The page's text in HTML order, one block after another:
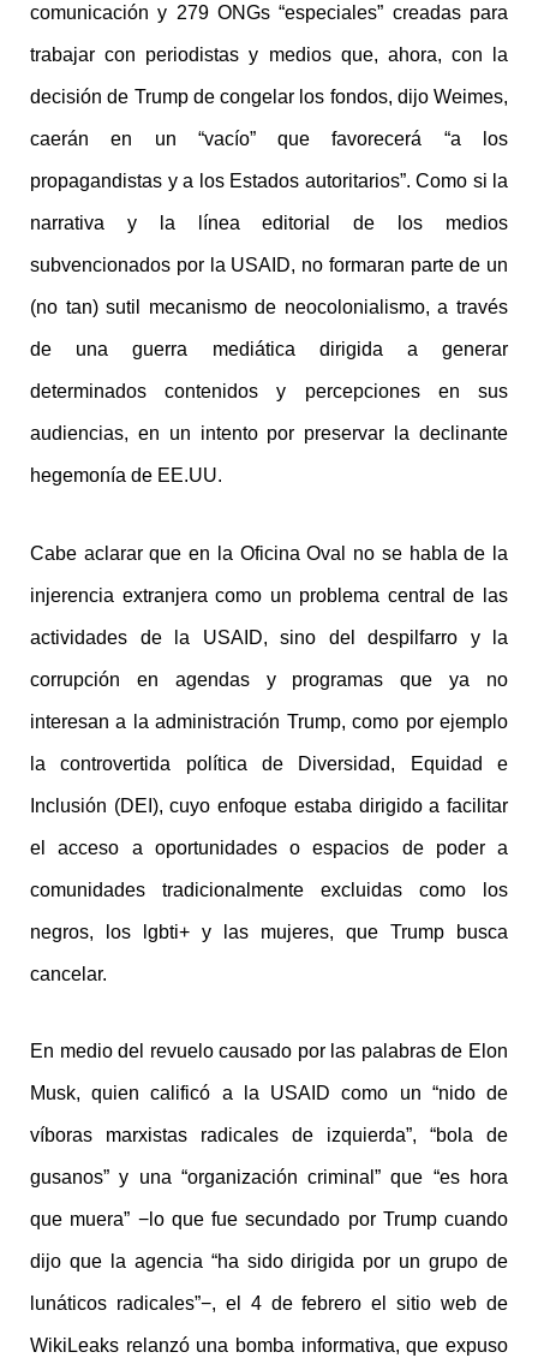
comunicación y 279 ONGs “especiales” creadas para
trabajar con periodistas y medios que, ahora, con la
decisión de Trump de congelar los fondos, dijo Weimes,
caerán en un “vacío” que favorecerá “a los
propagandistas y a los Estados autoritarios”. Como si la
narrativa y la línea editorial de los medios
subvencionados por la USAID, no formaran parte de un
(no tan) sutil mecanismo de neocolonialismo, a través
de una guerra mediática dirigida a generar
determinados contenidos y percepciones en sus
audiencias, en un intento por preservar la declinante
hegemonía de EE.UU.
Cabe aclarar que en la Oficina Oval no se habla de la
injerencia extranjera como un problema central de las
actividades de la USAID, sino del despilfarro y la
corrupción en agendas y programas que ya no
interesan a la administración Trump, como por ejemplo
la controvertida política de Diversidad, Equidad e
Inclusión (DEI), cuyo enfoque estaba dirigido a facilitar
el acceso a oportunidades o espacios de poder a
comunidades tradicionalmente excluidas como los
negros, los lgbti+ y las mujeres, que Trump busca
cancelar.
En medio del revuelo causado por las palabras de Elon
Musk, quien calificó a la USAID como un “nido de
víboras marxistas radicales de izquierda”, “bola de
gusanos” y una “organización criminal” que “es hora
que muera” −lo que fue secundado por Trump cuando
dijo que la agencia “ha sido dirigida por un grupo de
lunáticos radicales”−, el 4 de febrero el sitio web de
WikiLeaks relanzó una bomba informativa, que expuso